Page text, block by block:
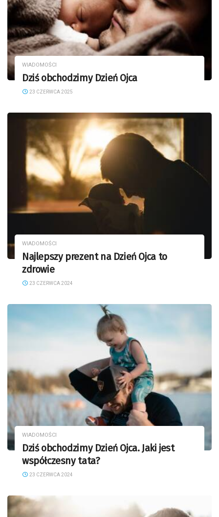
WIADOMOŚCI
Dziś obchodzimy Dzień Ojca
23 CZERWCA 2025
WIADOMOŚCI
Najlepszy prezent na Dzień Ojca to
zdrowie
23 CZERWCA 2024
WIADOMOŚCI
Dziś obchodzimy Dzień Ojca. Jaki jest
współczesny tata?
23 CZERWCA 2024